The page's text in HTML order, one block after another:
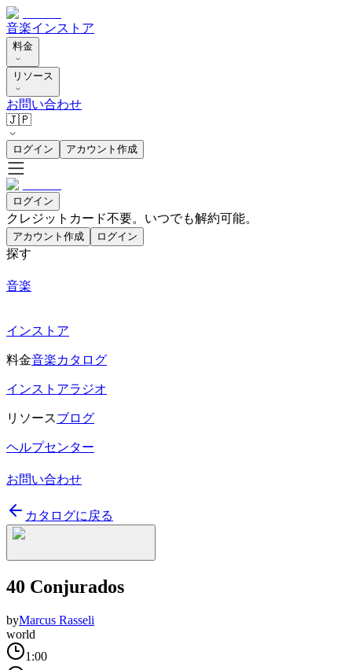
音楽インストア
料金
リソース
お問い合わせ
🇯🇵
ログイン アカウント作成
ログイン
クレジットカード不要。いつでも解約可能。
アカウント作成 ログイン
探す
音楽
インストア
料金音楽カタログ
インストアラジオ
リソースブログ
ヘルプセンター
お問い合わせ
カタログに戻る
40 Conjurados
byMarcus Rasseli
world
1:00